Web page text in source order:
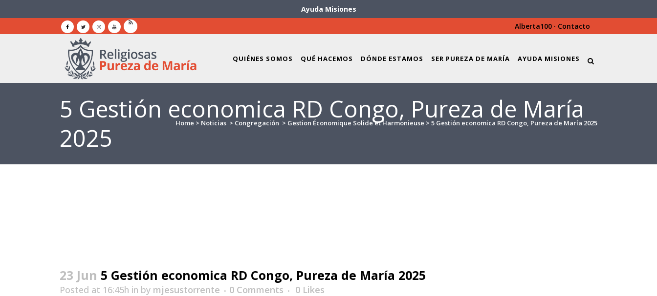
Ayuda Misiones
Alberta100 · Contacto
QUIÉNES SOMOS QUÉ HACEMOS DÓNDE ESTAMOS SER PUREZA DE MARÍA AYUDA MISIONES
5 Gestión economica RD Congo, Pureza de María
2025
Home > Noticias > Congregación > Gestion Économique Solide et Harmonieuse > 5 Gestión economica RD Congo, Pureza de María 2025
23 Jun 5 Gestión economica RD Congo, Pureza de María 2025
Posted at 16:45h in by mjesustorrente 0 Comments 0 Likes